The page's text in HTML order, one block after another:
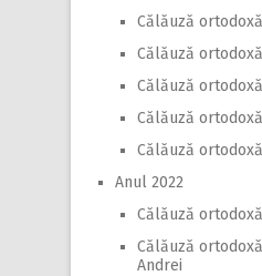
Călăuză
Călăuză
Călăuză
Călăuză
Călăuză
Anul 2022
Călăuză
Călăuză
Andrei